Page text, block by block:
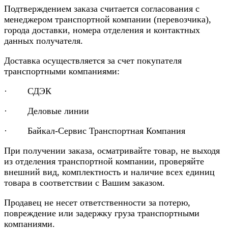
Подтверждением заказа считается согласования с
менеджером транспортной компании (перевозчика),
города доставки, номера отделения и контактных
данных получателя.
Доставка осуществляется за счет покупателя
транспортными компаниями:
· СДЭК
· Деловые линии
· Байкал-Сервис Транспортная Компания
При получении заказа, осматривайте товар, не выходя
из отделения транспортной компании, проверяйте
внешний вид, комплектность и наличие всех единиц
товара в соответствии с Вашим заказом.
Продавец не несет ответственности за потерю,
повреждение или задержку груза транспортными
компаниями.